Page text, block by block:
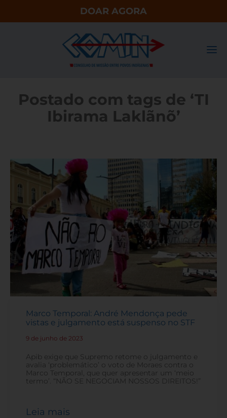
DOAR AGORA
Postado com tags de ‘TI
Ibirama Laklãnõ’
Marco Temporal: André Mendonça pede
vistas e julgamento está suspenso no STF
9 de junho de 2023
Apib exige que Supremo retome o julgamento e
avalia ‘problemático’ o voto de Moraes contra o
Marco Temporal, que quer apresentar um ‘meio
termo’. “NÃO SE NEGOCIAM NOSSOS DIREITOS!”
Leia mais